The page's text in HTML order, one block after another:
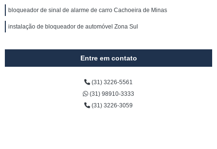
bloqueador de sinal de alarme de carro Cachoeira de Minas
instalação de bloqueador de automóvel Zona Sul
Entre em contato
(31) 3226-5561
(31) 98910-3333
(31) 3226-3059